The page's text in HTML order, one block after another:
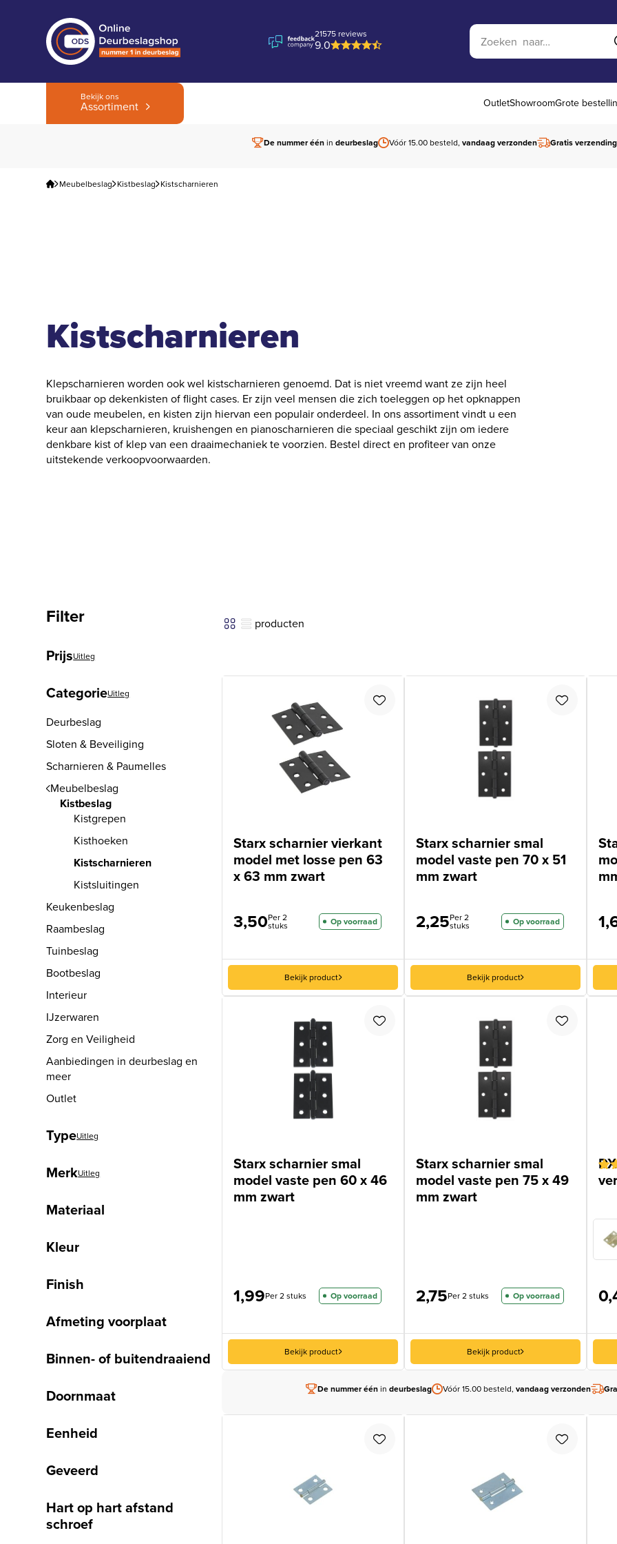
21575 reviews
9.0
Zoek op website
Bekijk ons
Assortiment OutletShowroomGrote
De nummer éénin deurbeslag Vóór 15.00 besteld, vandaag verzonden Gratis verzending
Meubelbeslag Kistbeslag Kistscharnieren
Kistscharnieren
Klepscharnieren worden ook wel kistscharnieren genoemd. Dat is niet vreemd want ze zijn heel
bruikbaar op dekenkisten of flight cases. Er zijn veel mensen die zich toeleggen op het opknappen
van oude meubelen, en kisten zijn hiervan een populair onderdeel. In ons assortiment vindt u een
keur aan klepscharnieren, kruishengen en pianoscharnieren die speciaal geschikt zijn om iedere
denkbare kist of klep van een draaimechaniek te voorzien. Bestel direct en profiteer van onze
uitstekende verkoopvoorwaarden.
Filter
PrijsUitleg
CategorieUitleg
Deurbeslag
Sloten & Beveiliging
Scharnieren & Paumelles
Meubelbeslag
Kistbeslag
Kistgrepen
Kisthoeken
Kistscharnieren
Kistsluitingen
Keukenbeslag
Raambeslag
Tuinbeslag
Bootbeslag
Interieur
IJzerwaren
Zorg en Veiligheid
Aanbiedingen in deurbeslag en
meer
Outlet
TypeUitleg
MerkUitleg
Materiaal
Kleur
Finish
Afmeting voorplaat
Binnen- of buitendraaiend
Doornmaat
Eenheid
Geveerd
Hart op hart afstand
schroef
producten
Starx scharnier vierkant
model met losse pen 63
x 63 mm zwart
3,50Per 2
stuks Op voorraad
Bekijk product
Starx scharnier smal
model vaste pen 70 x 51
mm zwart
2,25Per 2
stuks Op voorraad
Bekijk product
Starx scharnier smal
model vaste pen 60 x 46
mm zwart
1,99Per 2 stuks Op voorraad
Bekijk product
Starx scharnier smal
model vaste pen 75 x 49
mm zwart
2,75Per 2 stuks Op voorraad
Bekijk product
2
De nummer éénin deurbeslag Vóór 15.00 besteld, vandaag verzonden